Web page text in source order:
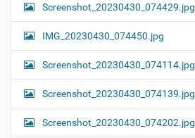
Screenshot_20230430_074429.jpg
IMG_20230430_074450.jpg
Screenshot_20230430_074114.jpg
Screenshot_20230430_074139.jpg
Screenshot_20230430_074202.jpg